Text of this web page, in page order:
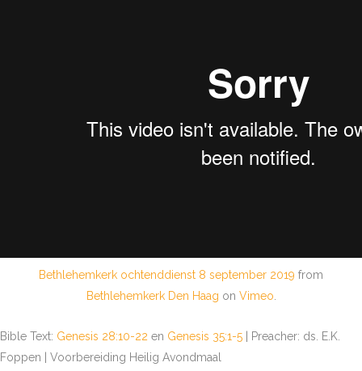
Bethlehemkerk ochtenddienst 8 september 2019 from
Bethlehemkerk Den Haag on Vimeo
Bible Text: Genesis 28:10-22 en Genesis 35:1-5 | Preacher: ds. E.K.
Foppen | Voorbereiding Heilig Avondmaal